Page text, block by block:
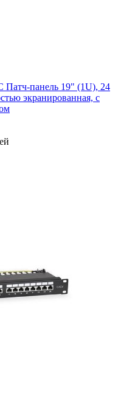
Патч-панель 19" (1U), 24
экранированная, с